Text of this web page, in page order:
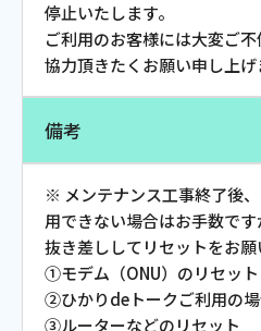
おトクなプラン
パンフレット・チラシ
会社案内
停止いたします。
ご利用のお客様には大変ご
協力頂きたくお願い申し上げ
備考
※ メンテナンス工事終了後
用できない場合はお手数で
抜き差ししてリセットをお願
①モデム（ONU）のリセット
②ひかりdeトークご利用の
③ルーターなどのリセット